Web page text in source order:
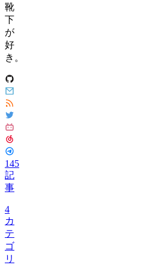
靴
下
が
好
き。
145
記
事
4
カ
テ
ゴ
リ